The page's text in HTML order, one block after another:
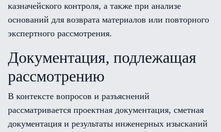
казначейского контроля, а также при анализе
оснований для возврата материалов или повторного
экспертного рассмотрения.
Документация, подлежащая
рассмотрению
В контексте вопросов и разъяснений
рассматривается проектная документация, сметная
документация и результаты инженерных изысканий